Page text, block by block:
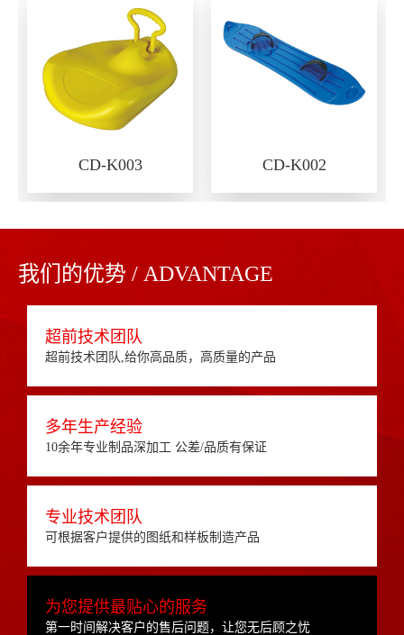
CD-K003 CD-K002
我们的优势 / ADVANTAGE
超前技术团队
超前技术团队,给你高品质，高质量的产品
多年生产经验
10余年专业制品深加工 公差/品质有保证
专业技术团队
可根据客户提供的图纸和样板制造产品
为您提供最贴心的服务
第一时间解决客户的售后问题，让您无后顾之忧